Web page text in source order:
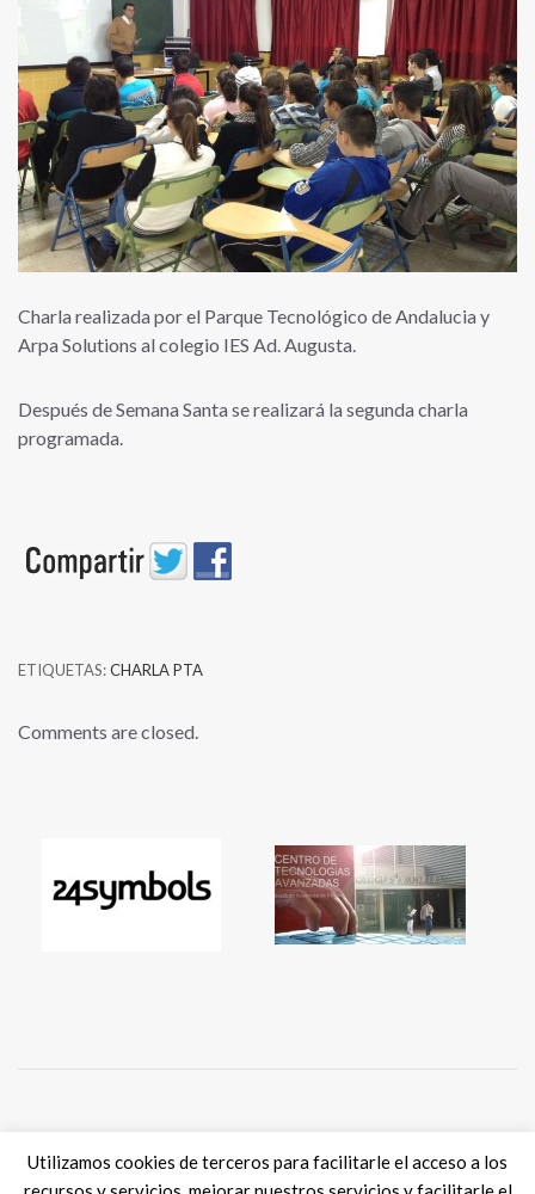
Charla realizada por el Parque Tecnológico de Andalucia y
Arpa Solutions al colegio IES Ad. Augusta.
Después de Semana Santa se realizará la segunda charla
programada.
ETIQUETAS:CHARLA PTA
Comments are closed.
Utilizamos cookies de terceros para facilitarle el acceso a los